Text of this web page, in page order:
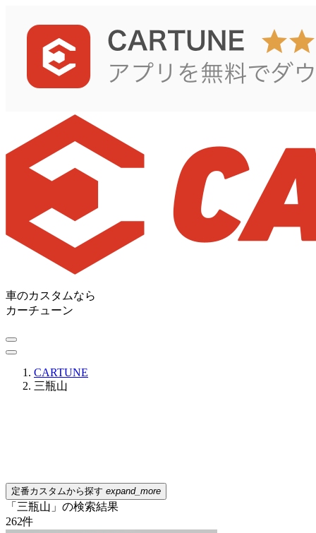
車のカスタムなら
カーチューン
CARTUNE
三瓶山
定番カスタムから探す expand_more
「三瓶山」の検索結果
262件